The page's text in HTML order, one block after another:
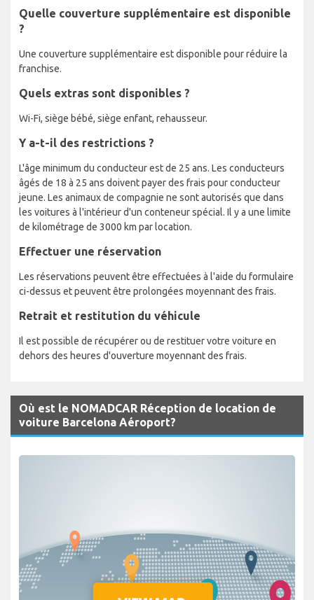
Quelle couverture supplémentaire est disponible
?
Une couverture supplémentaire est disponible pour réduire la
franchise.
Quels extras sont disponibles ?
Wi-Fi, siège bébé, siège enfant, rehausseur.
Y a-t-il des restrictions ?
L'âge minimum du conducteur est de 25 ans. Les conducteurs
âgés de 18 à 25 ans doivent payer des frais pour conducteur
jeune. Les animaux de compagnie ne sont autorisés que dans
les voitures à l'intérieur d'un conteneur spécial. Il y a une limite
de kilométrage de 3000 km par location.
Effectuer une réservation
Les réservations peuvent être effectuées à l'aide du formulaire
ci-dessus et peuvent être prolongées moyennant des frais.
Retrait et restitution du véhicule
Il est possible de récupérer ou de restituer votre voiture en
dehors des heures d'ouverture moyennant des frais.
Où est le NOMADCAR Réception de location de
voiture Barcelona Aéroport?